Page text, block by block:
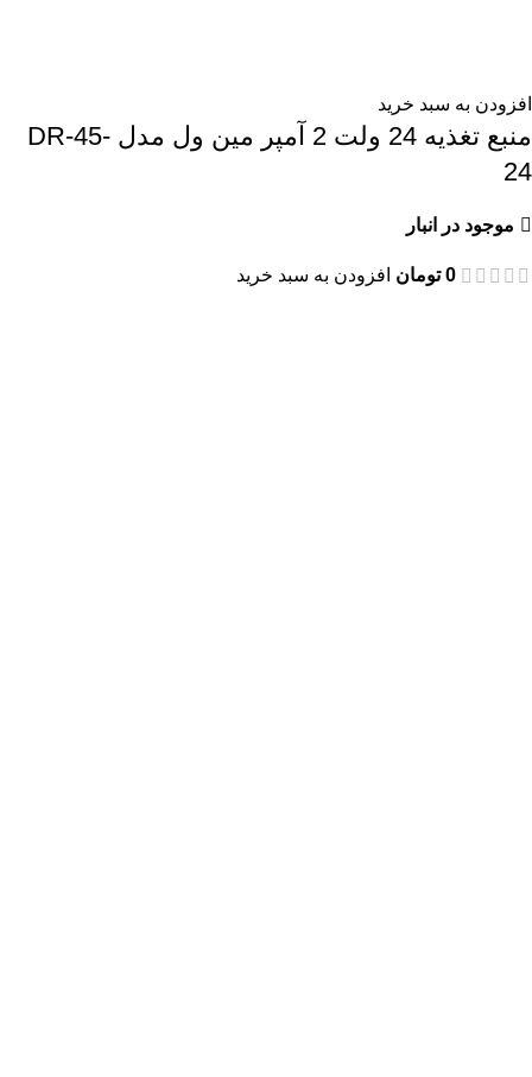
افزودن به سبد خرید
منبع تغذیه 24 ولت 2 آمپر مین ول مدل DR-45-
24
موجود در انبار
0 تومان افزودن به سبد خرید